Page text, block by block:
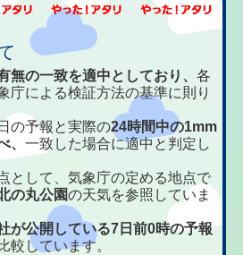
無の一致を適中としており、各
庁による検証方法の基準に則り
の予報と実際の24時間中の1mm
、一致した場合に適中と判定し
として、気象庁の定める地点で
の丸公園の天気を参照していま
が公開している7日前0時の予報
較しています。